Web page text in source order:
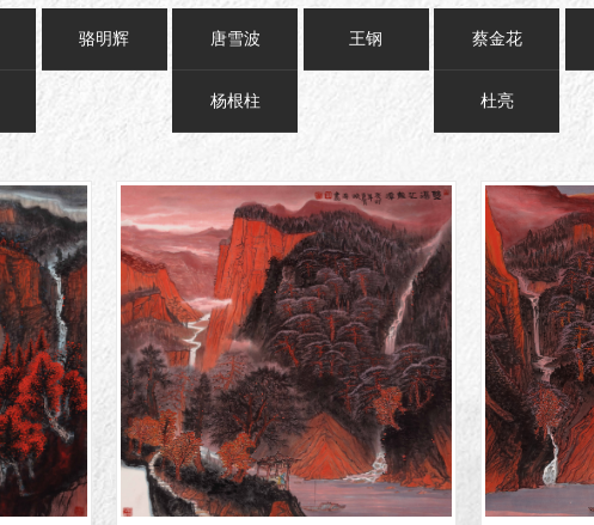
骆明辉 唐雪波 王钢 蔡金花
杨根柱 杜亮